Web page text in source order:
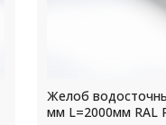
Желоб
мм L=2000мм RAL